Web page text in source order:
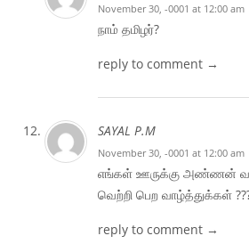
November 30, -0001 at 12:00 am
நாம் தமிழர்?
reply to comment →
SAYAL P.M
November 30, -0001 at 12:00 am
எங்கள் ஊருக்கு அண்ணன்
வெற்றி பெற வாழ்த்துக்கள்
reply to comment →